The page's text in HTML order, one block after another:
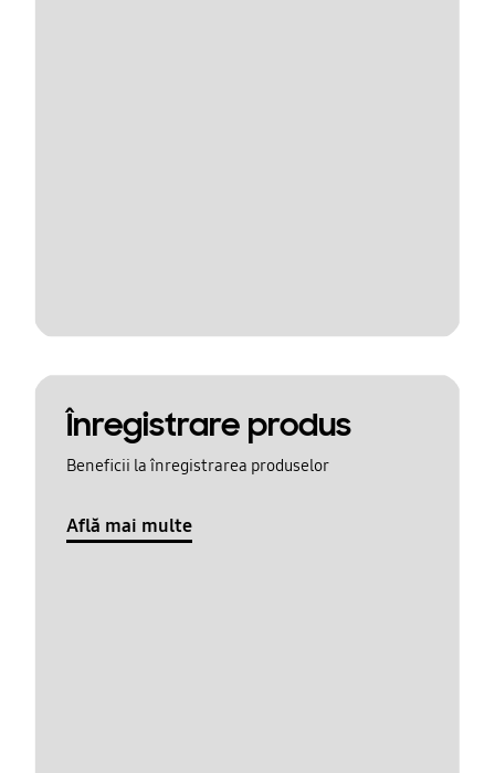
Înregistrare produs
Beneficii la înregistrarea produselor
Află mai multe